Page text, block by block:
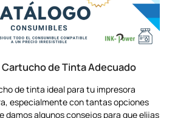
Cartucho de Tinta Adecuado
de tinta ideal para tu impresora
especialmente con tantas opciones
damos algunos consejos para que elijas